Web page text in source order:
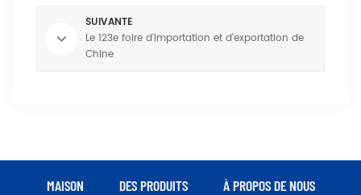
SUIVANTE
Le 123e foire d'importation et d'exportation de
Chine
MAISON DES PRODUITS
À PROPOS DE NOUS